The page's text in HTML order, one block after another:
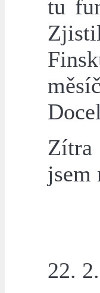
tu
Zítra
jsem
22.